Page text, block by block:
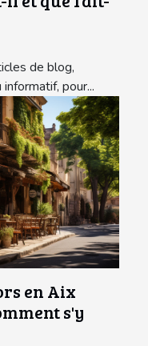
de blog,
pour...
en Aix
s'y